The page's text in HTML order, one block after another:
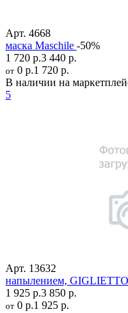
Арт. 4668
маска Maschile -50%
1 720 р.3 440 р.
от 0 р.1 720 р.
В наличии на
5
Арт. 13632
напылением, GIGLIETTO
1 925 р.3 850 р.
от 0 р.1 925 р.